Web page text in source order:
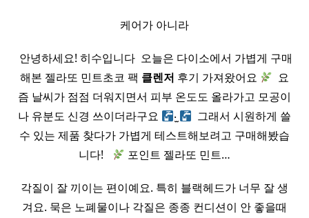
케어가 아니라
​ 안녕하세요! 히수입니다 ​ 오늘은 다이소에서 가볍게 구매
해본 젤라또 민트초코 팩 클렌저 후기 가져왔어요
​ 요
즘 날씨가 점점 더워지면서 피부 온도도 올라가고 모공이
나 유분도 신경 쓰이더라구요
‧̫
​ 그래서 시원하게 쓸
수 있는 제품 찾다가 가볍게 테스트해보려고 구매해봤습
니다! ​ ​
포인트 젤라또 민트…
각질이 잘 끼이는 편이예요. 특히 블랙헤드가 너무 잘 생
겨요. 묵은 노폐물이나 각질은 종종 컨디션이 안 좋을때